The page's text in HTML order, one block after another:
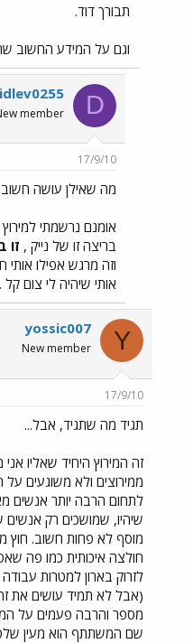
תבורך דוד.
וגם על המידע החשוב
D
member
17/9/10
מה שאילן עושה חשוב
אומנם נרשמתי
בריצה זו של נייק , זו
וזה מרגש אפילו אותי
אותי שיהיה לי צום קל
Y
yossic007
New member
17/9/10
תגיד מה שתגיד, אבל...
זה המירוץ היחיד שאליו
ממירוצים ולא משוגעים על
לתחום הרבה יותר אנשים
שיהיו, שמושכים רק
מוסף לא פחות חשוב. חוץ
חולצה איכותית כמו פה
לזרוק בארון למטרות
(אבל לא תמיד עושים את
מספר והרבה פעמים על
שם המשתתף הוא מעין